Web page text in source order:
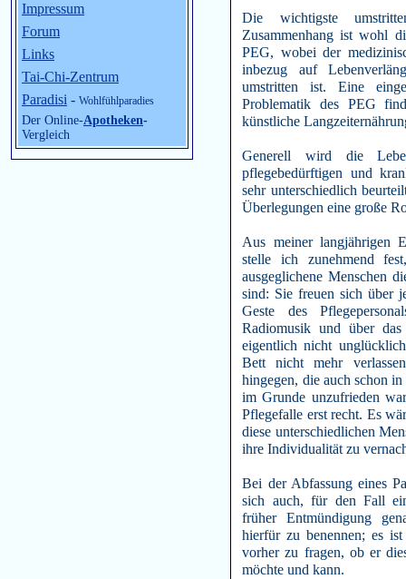
Impressum
Forum
Links
Tai-Chi-Zentrum
Paradisi - Wohlfühlparadies
Der Online-Apotheken-
Vergleich
Die wichtigste
Zusammenhang ist wohl
PEG, wobei der
inbezug auf
umstritten ist. Eine
Problematik des PEG
künstliche
Generell wird die
pflegebedürftigen und
sehr unterschiedlich
Überlegungen eine große
Aus meiner langjährigen
stelle ich zunehmend
ausgeglichene Menschen
sind: Sie freuen sich über
Geste des
Radiomusik und über
eigentlich nicht
Bett nicht mehr
hingegen, die auch schon
im Grunde unzufrieden
Pflegefalle erst recht. Es
diese unterschiedlichen
ihre Individualität zu
Bei der Abfassung eines
sich auch, für den Fall
früher Entmündigung
hierfür zu benennen; es
vorher zu fragen, ob er
möchte und kann.